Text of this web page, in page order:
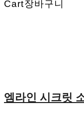
Cart장바구니
엠라인 시크릿